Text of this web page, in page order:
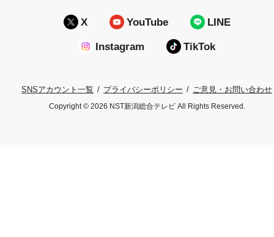
X YouTube LINE
Instagram TikTok
SNSアカウント一覧 プライバシーポリシー ご意見・お問い合わせ
Copyright © 2026 NST新潟総合テレビ All Rights Reserved.